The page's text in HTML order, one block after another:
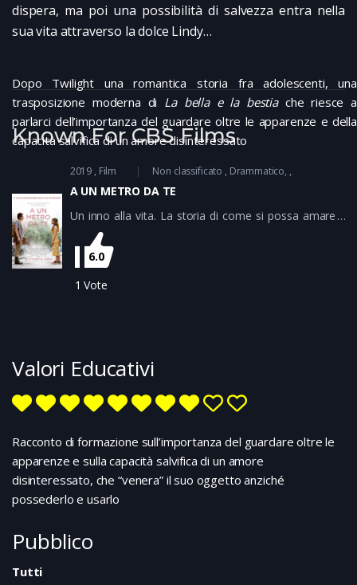
dispera, ma poi una possibilità di salvezza entra nella
sua vita attraverso la dolce Lindy…
Dopo Twilight una romantica storia fra adolescenti, una
trasposizione moderna di La bella e la bestia che riesce a
parlarci dell’importanza del guardare oltre le apparenze e della
capacità salvifica di un amore disinteressato
Known For CBS Films
2019 Film Non classificato Drammatico
A UN METRO DA TE
Un inno alla vita. La storia di come si possa amare e
odiare la nostra ordinaria quotidianità e di come un
incontro inaspettato possa insegnarci e vedere le cose
da un’altra prospettiva. Le infermiere svolgono nel
modo migliore il loro servizio,consci che dietro i
6.0
1 Vote
Valori Educativi
Racconto di formazione sull’importanza del guardare oltre le
apparenze e sulla capacità salvifica di un amore
disinteressato, che “venera” il suo oggetto anziché
possederlo e usarlo
Pubblico
Tutti